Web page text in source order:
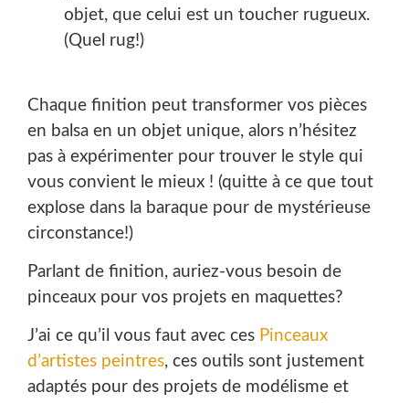
objet, que celui est un toucher rugueux.
(Quel rug!)
Chaque finition peut transformer vos pièces
en balsa en un objet unique, alors n’hésitez
pas à expérimenter pour trouver le style qui
vous convient le mieux ! (quitte à ce que tout
explose dans la baraque pour de mystérieuse
circonstance!)
Parlant de finition, auriez-vous besoin de
pinceaux pour vos projets en maquettes?
J’ai ce qu’il vous faut avec ces Pinceaux
d’artistes peintres, ces outils sont justement
adaptés pour des projets de modélisme et